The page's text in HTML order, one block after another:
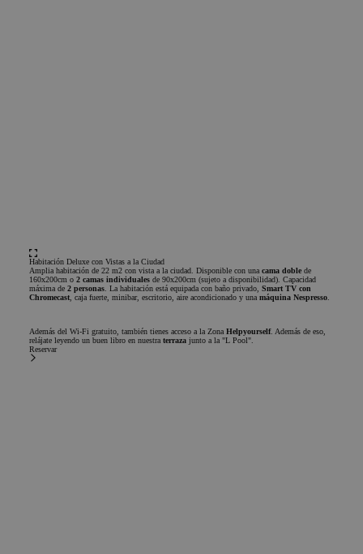
Habitación Deluxe con Vistas a la Ciudad
Amplia habitación de 22 m2 con vista a la ciudad. Disponible con una cama doble de
160x200cm o 2 camas individuales de 90x200cm (sujeto a disponibilidad). Capacidad
máxima de 2 personas . La habitación está equipada con baño privado, Smart TV con
Chromecast , caja fuerte, minibar, escritorio, aire acondicionado y una máquina Nespresso
Además del Wi-Fi gratuito, también tienes acceso a la Zona Helpyourself. Además de eso,
relájate leyendo un buen libro en nuestra terraza junto a la "L Pool".
Reservar